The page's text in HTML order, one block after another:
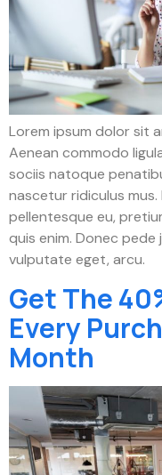
Lorem ipsum dolor sit
Aenean commodo
sociis natoque
nascetur ridiculus
pellentesque eu,
quis enim. Donec pede
vulputate eget, arcu.
Get The
Every
Month